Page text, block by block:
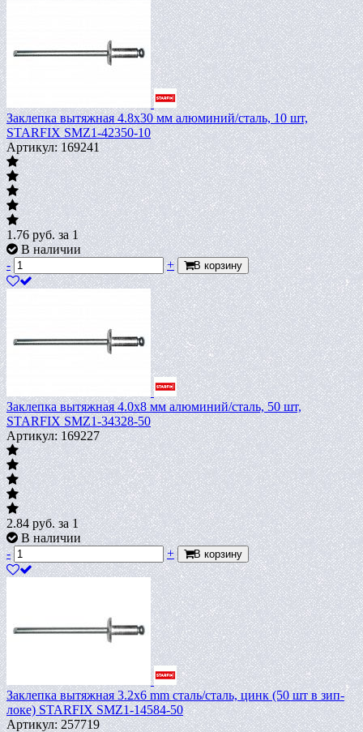
Заклепка вытяжная 4.8х30 мм алюминий/сталь, 10 шт,
STARFIX SMZ1-42350-10
Артикул: 169241
1.76руб.за 1
В наличии
-
+ В корзину
Заклепка вытяжная 4.0х8 мм алюминий/сталь, 50 шт,
STARFIX SMZ1-34328-50
Артикул: 169227
2.84руб.за 1
В наличии
-
+ В корзину
Заклепка вытяжная 3.2х6 mm сталь/сталь, цинк (50 шт в зип-
локе) STARFIX SMZ1-14584-50
Артикул: 257719